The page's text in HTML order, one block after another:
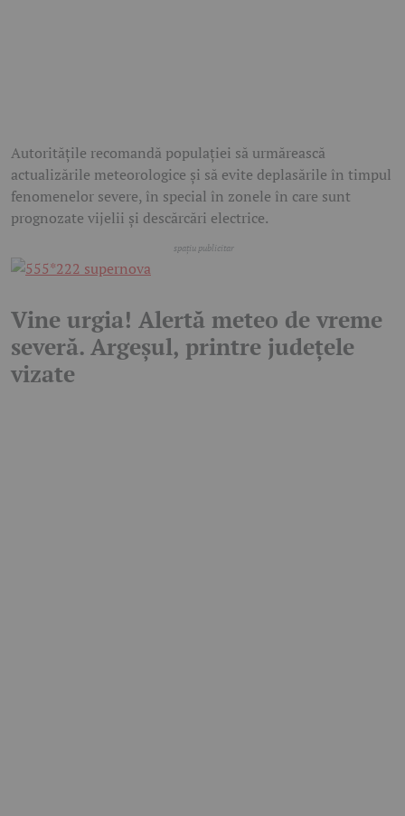
Autoritățile recomandă populației să urmărească
actualizările meteorologice și să evite deplasările în timpul
fenomenelor severe, în special în zonele în care sunt
prognozate vijelii și descărcări electrice.
Vine urgia! Alertă meteo de vreme
severă. Argeșul, printre județele
vizate